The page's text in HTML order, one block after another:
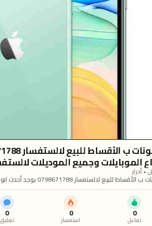
الموبايلات وجميع الموديلات لالستفسار
• أدرار
تلفونات ب الأقساط للبيع
0
تفاعل
0
استفسار
0
تعليق